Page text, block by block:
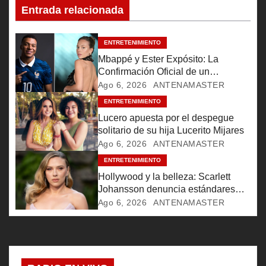
c
i
ó
n
d
e
e
n
t
a
Entrada relacionada
ENTRETENIMIENTO
Mbappé y Ester Expósito: La
Confirmación Oficial de un
Romance Global
Ago 6, 2026 ANTENAMASTER
ENTRETENIMIENTO
Lucero apuesta por el despegue
solitario de su hija Lucerito Mijares
Ago 6, 2026 ANTENAMASTER
ENTRETENIMIENTO
Hollywood y la belleza: Scarlett
Johansson denuncia estándares
inalcanzables
Ago 6, 2026 ANTENAMASTER